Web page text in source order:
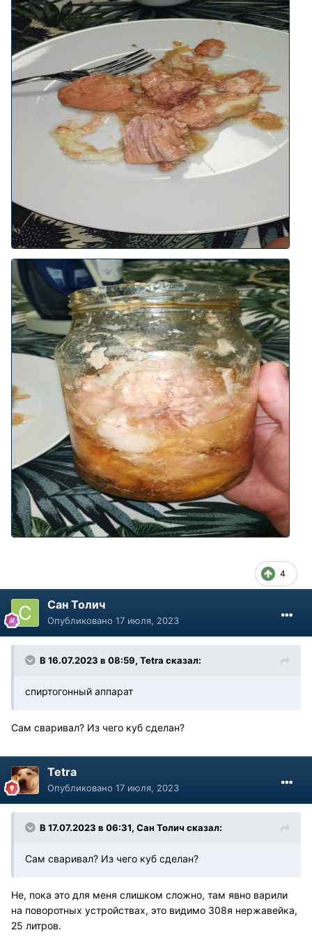
4
Сан Толич
Опубликовано 17 июля, 2023
В 16.07.2023 в 08:59, Tetra сказал:
спиртогонный аппарат
Сам сваривал? Из чего куб сделан?
Tetra
Опубликовано 17 июля, 2023
В 17.07.2023 в 06:31, Сан Толич сказал:
Сам сваривал? Из чего куб сделан?
Не, пока это для меня слишком сложно, там явно варили
на поворотных устройствах, это видимо 308я нержавейка,
25 литров.